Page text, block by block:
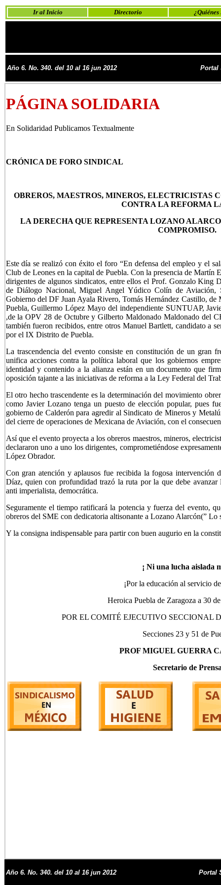
Ir al Inicio Directorio ¿Quiénes
Año 6. No. 340. del 10 al 16 jun 2012 Portal
PÁGINA SOLIDARIA
En Solidaridad Publicamos Textualmente
CRÓNICA DE FORO SINDICAL
OBREROS, MAESTROS, MINEROS, ELECTRICISTAS
CONTRA LA REFORMA
LA DERECHA QUE REPRESENTA LOZANO
COMPROMISO.
Este día se realizó con éxito el foro “En defensa del empleo y el
Club de Leones en la capital de Puebla. Con la presencia de Martín
dirigentes de algunos sindicatos, entre ellos el Prof. Gonzalo
de Diálogo Nacional, Miguel Angel Yúdico Colín de Aviación,
Gobierno del DF Juan Ayala Rivero, Tomás Hernández Castillo,
Puebla, Guillermo López Mayo del independiente SUNTUAP,
,de la OPV 28 de Octubre y Gilberto Maldonado Maldonado del
también fueron recibidos, entre otros Manuel Bartlett, candidato a
por el IX Distrito de Puebla.
La trascendencia del evento consiste en constitución de un gran
unifica acciones contra la política laboral que los gobiernos
identidad y contenido a la alianza están en un documento que
oposición tajante a las iniciativas de reforma a la Ley Federal del
El otro hecho trascendente es la determinación del movimiento
como Javier Lozano tenga un puesto de elección popular, pues
gobierno de Calderón para agredir al Sindicato de Mineros y
del cierre de operaciones de Mexicana de Aviación, con el
Así que el evento proyecta a los obreros maestros, mineros,
declararon uno a uno los dirigentes, comprometiéndose
López Obrador.
Con gran atención y aplausos fue recibida la fogosa
Díaz, quien con profundidad trazó la ruta por la que debe avanzar
anti imperialista, democrática.
Seguramente el tiempo ratificará la potencia y fuerza del evento,
obreros del SME con dedicatoria altisonante a Lozano Alarcón(” Lo
Y la consigna indispensable para partir con buen augurio en la
¡ Ni una lucha aislada
¡Por la educación al servicio
Heroica Puebla de Zaragoza a 30
POR EL COMITÉ EJECUTIVO SECCIONAL
Secciones 23 y 51 de
PROF MIGUEL GUERRA
Secretario de
Año 6. No. 340. del 10 al 16 jun 2012 Portal